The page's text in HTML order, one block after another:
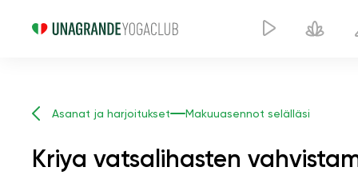
Asanat ja harjoitukset Makuuasennot selälläsi
Kriya vatsalihasten